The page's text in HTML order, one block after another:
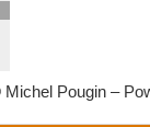
Pougin –